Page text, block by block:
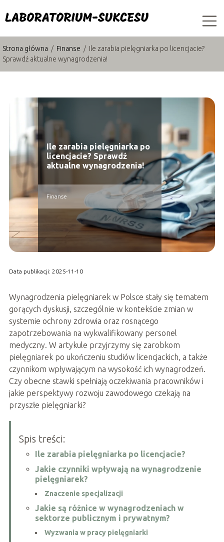
Strona główna / Finanse / Ile zarabia pielęgniarka po licencjacie?
Sprawdź aktualne wynagrodzenia!
Ile zarabia pielęgniarka po
licencjacie? Sprawdź
aktualne wynagrodzenia!
Finanse
Data publikacji: 2025-11-10
Wynagrodzenia pielęgniarek w Polsce stały się tematem
gorących dyskusji, szczególnie w kontekście zmian w
systemie ochrony zdrowia oraz rosnącego
zapotrzebowania na wykwalifikowany personel
medyczny. W artykule przyjrzymy się zarobkom
pielęgniarek po ukończeniu studiów licencjackich, a także
czynnikom wpływającym na wysokość ich wynagrodzeń.
Czy obecne stawki spełniają oczekiwania pracowników i
jakie perspektywy rozwoju zawodowego czekają na
przyszłe pielęgniarki?
Spis treści:
Ile zarabia pielęgniarka po licencjacie?
Jakie czynniki wpływają na wynagrodzenie
pielęgniarek?
Znaczenie specjalizacji
Jakie są różnice w wynagrodzeniach w
sektorze publicznym i prywatnym?
Wyzwania w pracy pielęgniarki